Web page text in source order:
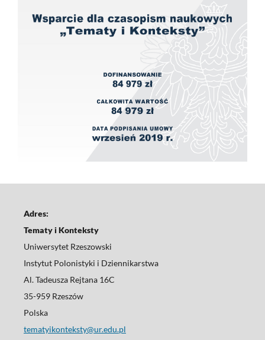
Adres:
Tematy i Konteksty
Uniwersytet Rzeszowski
Instytut Polonistyki i Dziennikarstwa
Al. Tadeusza Rejtana 16C
35-959 Rzeszów
Polska
tematyikonteksty@ur.edu.pl